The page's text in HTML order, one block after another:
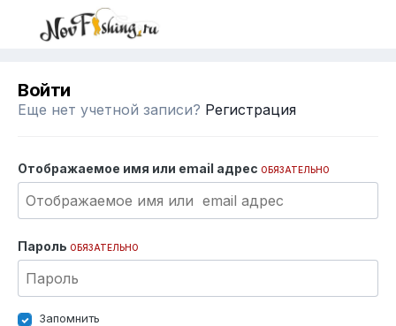
Войти
Еще нет учетной записи? Регистрация
Отображаемое имя или email адрес ОБЯЗАТЕЛЬНО
Пароль ОБЯЗАТЕЛЬНО
Запомнить